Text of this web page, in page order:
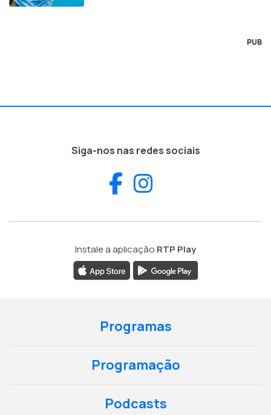
PUB
Siga-nos nas redes sociais
Facebook
Instale a aplicação RTP Play
Programas
Programação
Podcasts